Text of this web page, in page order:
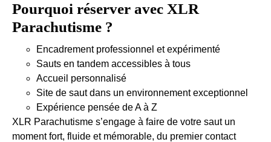
Pourquoi réserver avec XLR
Parachutisme ?
Encadrement professionnel et expérimenté
Sauts en tandem accessibles à tous
Accueil personnalisé
Site de saut dans un environnement exceptionnel
Expérience pensée de A à Z
XLR Parachutisme s’engage à faire de votre saut un
moment fort, fluide et mémorable, du premier contact